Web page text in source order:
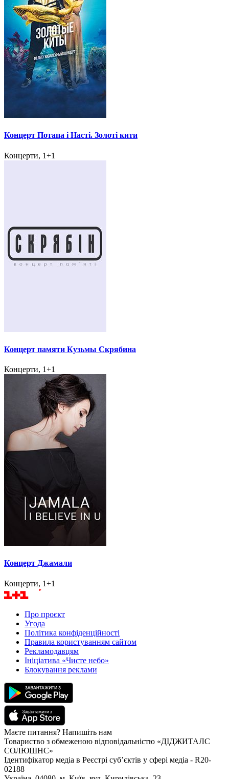
Концерт Потапа і Насті. Золоті кити
Концерти, 1+1
Концерт памяти Кузьмы Скрябина
Концерти, 1+1
Концерт Джамали
Концерти, 1+1
Про проєкт
Угода
Політика конфіденційності
Правила користуванням сайтом
Рекламодавцям
Ініціатива «Чисте небо»
Блокування реклами
Маєте питання? Напишіть нам
Товариство з обмеженою відповідальністю «ДІДЖИТАЛС
СОЛЮШНС»
Ідентифікатор медіа в Реєстрі суб’єктів у сфері медіа - R20-
02188